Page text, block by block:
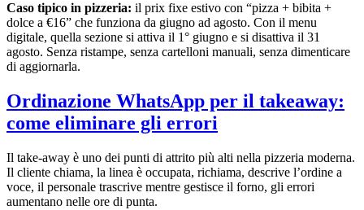
Caso tipico in pizzeria: il prix fixe estivo con “pizza + bibita +
dolce a €16” che funziona da giugno ad agosto. Con il menu
digitale, quella sezione si attiva il 1° giugno e si disattiva il 31
agosto. Senza ristampe, senza cartelloni manuali, senza dimenticare
di aggiornarla.
Ordinazione WhatsApp per il takeaway:
come eliminare gli errori
Il take-away è uno dei punti di attrito più alti nella pizzeria moderna.
Il cliente chiama, la linea è occupata, richiama, descrive l’ordine a
voce, il personale trascrive mentre gestisce il forno, gli errori
aumentano nelle ore di punta.